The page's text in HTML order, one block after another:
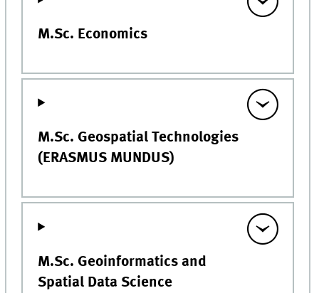
M.Sc. Economics
M.Sc. Geospatial Technologies
(ERASMUS MUNDUS)
M.Sc. Geoinformatics and
Spatial Data Science